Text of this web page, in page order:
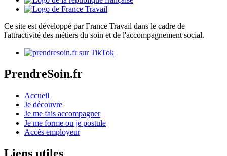
Ce site est développé par France Travail dans le cadre de
l'attractivité des métiers du soin et de l'accompagnement social.
PrendreSoin.fr
Accueil
Je découvre
Je me fais accompagner
Je me forme ou je postule
Accès employeur
Liens utiles